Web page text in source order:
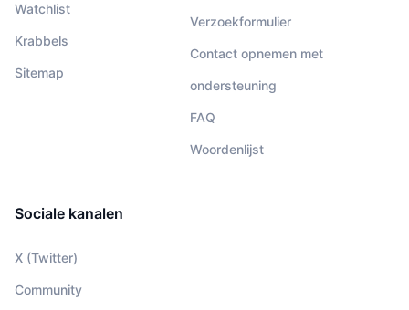
Watchlist
Krabbels
Sitemap
Verzoekformulier
Contact opnemen met
ondersteuning
FAQ
Woordenlijst
Sociale kanalen
X (Twitter)
Community